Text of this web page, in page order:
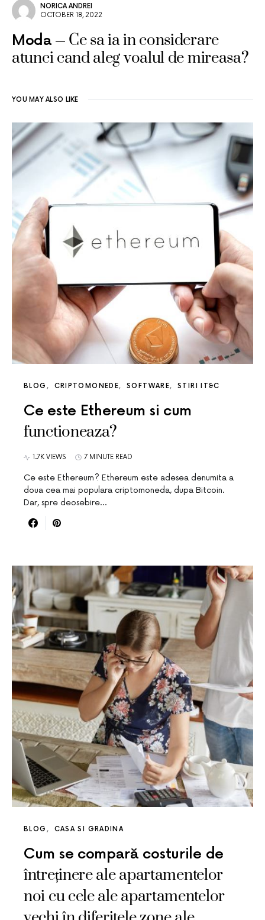
NORICA ANDREI
OCTOBER 18, 2022
Moda
Ce sa ia in considerare
atunci cand aleg voalul de mireasa?
YOU MAY ALSO LIKE
BLOG CRIPTOMONEDE SOFTWARE STIRI IT&C
Ce este Ethereum si cum
functioneaza?
1.7K VIEWS 7 MINUTE READ
Ce este Ethereum? Ethereum este adesea denumita a
doua cea mai populara criptomoneda, dupa Bitcoin.
Dar, spre deosebire…
BLOG CASA SI GRADINA
Cum se compară costurile de
întreținere ale apartamentelor
noi cu cele ale apartamentelor